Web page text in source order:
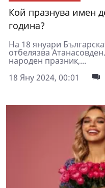
Кой празнува имен
година?
На 18 януари
отбелязва
народен празник,...
18 Яну 2024, 00:01